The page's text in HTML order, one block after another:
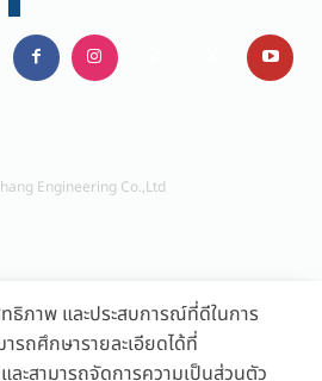
Engineering Co.,Ltd
ธิภาพ และประสบการณ์ที่ดีในการ
รถศึกษารายละเอียดได้ที่
และสามารถจัดการความเป็นส่วนตัว